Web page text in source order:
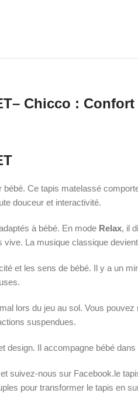
Chicco :
bébé. Ce tapis matelassé
douceur et interactivité.
à bébé. En mode Relax, il
vive. La musique classique
et les sens de bébé. Il y a un
lors du jeu au sol. Vous
suspendues.
design. Il accompagne bébé
suivez-nous sur Facebook.le
pour transformer le tapis en